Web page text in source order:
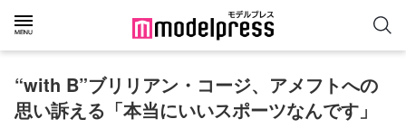
“with B”ブリリアン・コージ、アメフトへの
思い訴える「本当にいいスポーツなんです」